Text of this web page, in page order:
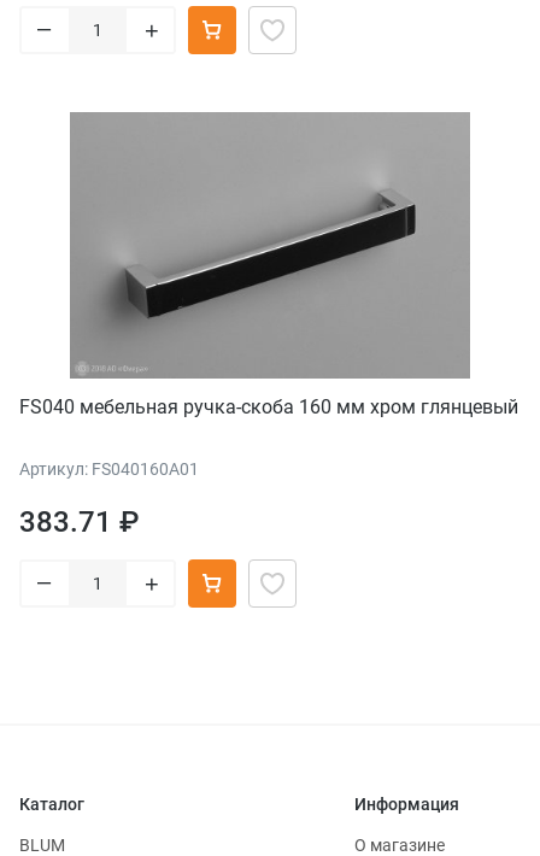
– +
FS040 мебельная ручка-скоба 160 мм хром глянцевый
Артикул: FS040160A01
383.71 ₽
– +
Каталог
BLUM
Информация
О магазине